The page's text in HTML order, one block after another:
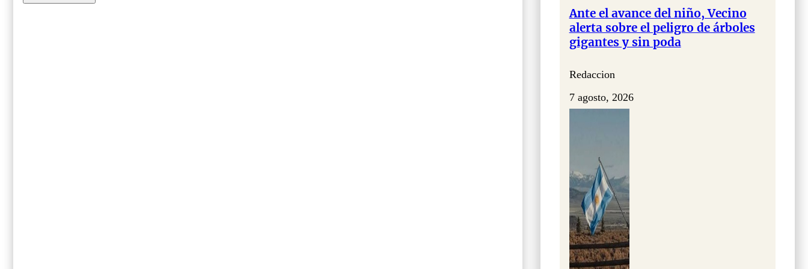
Ante el avance del niño, Vecino
alerta sobre el peligro de árboles
gigantes y sin poda
Redaccion
7 agosto, 2026